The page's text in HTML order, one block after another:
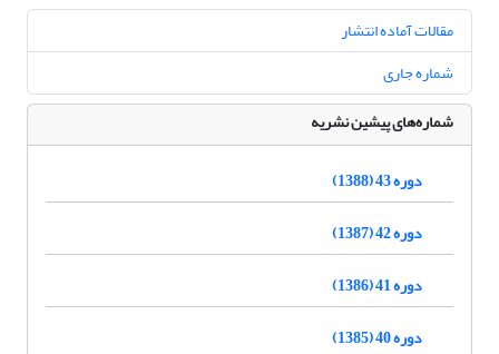
مقالات آماده انتشار
شماره جاری
شماره‌های پیشین نشریه
دوره 43 (1388)
دوره 42 (1387)
دوره 41 (1386)
دوره 40 (1385)